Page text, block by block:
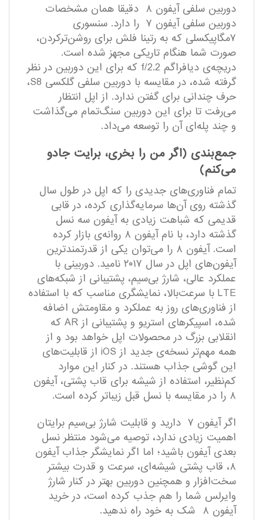
دوربین سلفی آیفون ۸ دقیقا همان مشخصات
دوربین سلفی آیفون ۷ را دارد. سنسوری
۷مگاپیکسلی که به رتینا فلش برای روشن‌ترکردن،
صورت شما هنگام تاریکی مجهز شده است.
دریچه‌ی دیافراگم f/2.2 که برای این دوربین در نظر
گرفته‌ شده، در مقایسه با دوربین سلفی گلکسی S8،
حرف چندانی برای گفتن ندارد. از اپل انتظار
می‌رفت تا برای این دوربین سنگ‌تمام می‌گذاشت
و چند پله‌ای آن را توسعه می‌داد.
جمع‌بندی (اگر من را بخری، برایت جادو
می‌کنم)
تمام فناوری‌های جدیدی را که اپل در طول سال
گذشته روی آن‌ها سرمایه‌گذاری کرده، در قابی
قدیمی که شباهت زیادی به آیفون سه نسل‌
گذشته دارد، با نام آیفون ۸ روانه‌ی بازار کرده
است. آیفون ۸ را می‌توان یکی از قدرتمند‌ترین
آیفون‌های اپل در سال ۲۰۱۷ نامید. دوربینی با
عملکرد عالی، شارژ بی‌سیم، پشتیبانی از شبکه‌های
LTE با سرعت‌بالا، نمایشگری مناسب که با استفاده
از فناوری‌های روز به عملکرد و مقاومتش اضافه‌
شده، اسپیکر‌های استریو و پشتیبانی از AR که
انقلابی بزرگ در محصولات اپل خواهد بود و از
همه مهم‌تر نسخه‌ی جدید از iOS از قابلیت‌های
این گوشی جذاب هستند. در کنار این موارد
کم‌نظیر، استفاده از شیشه برای قاب پشتی، آیفون
۸ را در مقایسه با نسل قبل زیبا‌تر کرده است.
اگر آیفون ۷ دارید و قابلیت شارژ بی‌سیم برا‌یتان
اهمیت زیادی ندارد، توصیه می‌شود منتظر نسل
بعدی آیفون باشید؛ اما اگر نمایشگر جذاب آیفون
۸، قاب پشتی شیشه‌ای، سرعت و قدرت بیشتر
سخت‌افزار و همچنین دوربین بهتر در کنار شارژ
وایرلس شما را هم جذب کرده است، در خرید
آیفون ۸ شک به خود راه ندهید.